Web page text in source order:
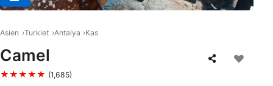
Asien Turkiet Antalya Kas
Camel
★★★★★ (1,685)